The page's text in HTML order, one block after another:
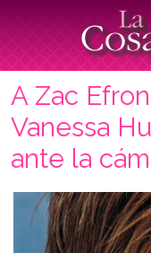
A Zac
Vanessa
ante la